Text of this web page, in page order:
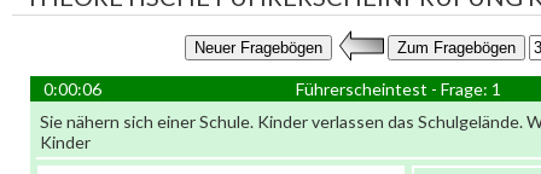
0:00:06
Führerscheintest - Frage: 1
Sie nähern sich einer Schule. Kinder verlassen das Schulgelände.
Kinder